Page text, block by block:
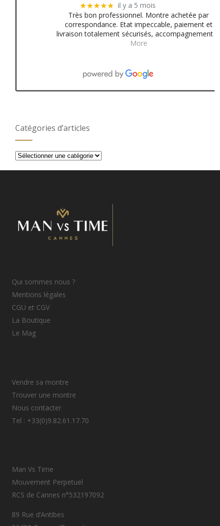
★★★★★ il y a 5 mois
Très bon professionnel. Montre achetée par
correspondance. Etat impeccable, paiement et
livraison totalement sécurisés, accompagnement
More
Catégories d’articles
Catégories
Qui sommes nous ?
Mentions légales
CGU et CGV
La Boutique
Le Mag
Vendre sa montre
Trouver une montre
Nous contacter
Tel : +33(0)9.82.61.17.70
Man Vs Time
Mouvement Perpetuel
RCS de Cannes n°532197092
89 Rue d’Antibes